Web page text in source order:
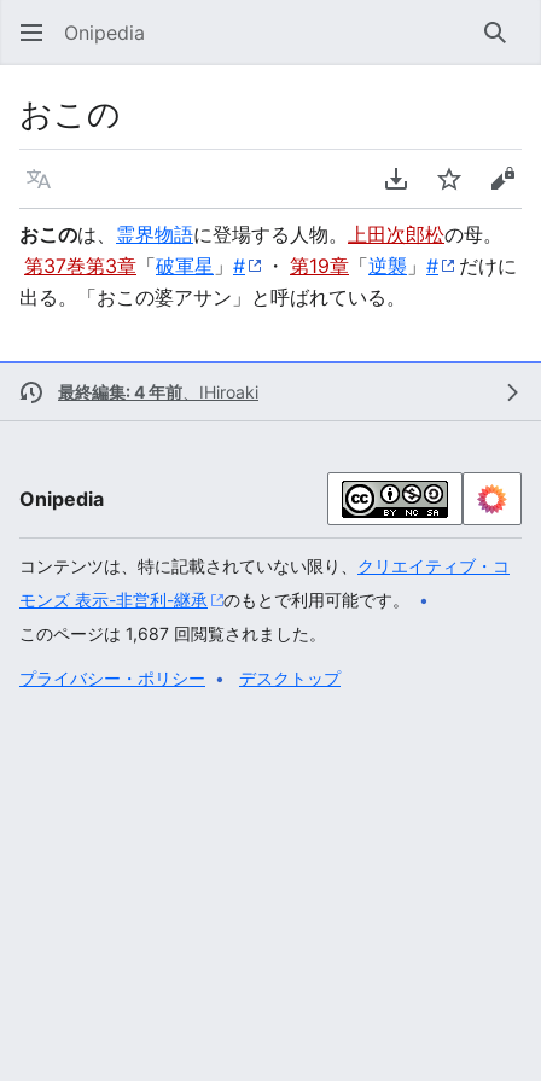
Onipedia 検索
おこの
言語 PDFをダウンロ
ウォッチソ
おこのは、 霊界物語に登場する人物。 上田次郎松の母。
第37巻第3章 「破軍星 」 # ・ 第19章 「逆襲 」 #
だけに
出る。「おこの婆アサン」と呼ばれている。
最終編集: 4 年前 IHiroaki
Onipedia
コンテンツは、特に記載されていない限り、 クリエイティブ・コ
モンズ 表示-非営利-継承
のもとで利用可能です。
このページは 1,687 回閲覧されました。
プライバシー・ポリシー デスクトップ